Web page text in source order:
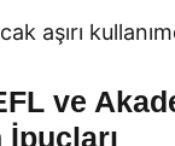
aşırı
ve
İpuçları